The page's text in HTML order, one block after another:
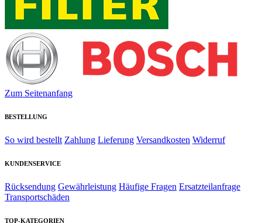
Zum Seitenanfang
BESTELLUNG
So wird bestellt Zahlung Lieferung Versandkosten Widerruf
KUNDENSERVICE
Rücksendung Gewährleistung Häufige Fragen Ersatzteilanfrage
Transportschäden
TOP-KATEGORIEN